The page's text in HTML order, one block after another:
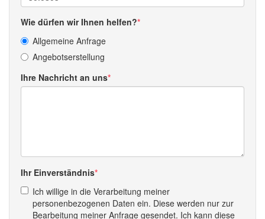
Wie dürfen wir Ihnen helfen?
Allgemeine Anfrage
Angebotserstellung
Ihre Nachricht an uns
Ihr Einverständnis
Ich willige in die Verarbeitung meiner
personenbezogenen Daten ein. Diese werden nur zur
Bearbeitung meiner Anfrage gesendet. Ich kann diese